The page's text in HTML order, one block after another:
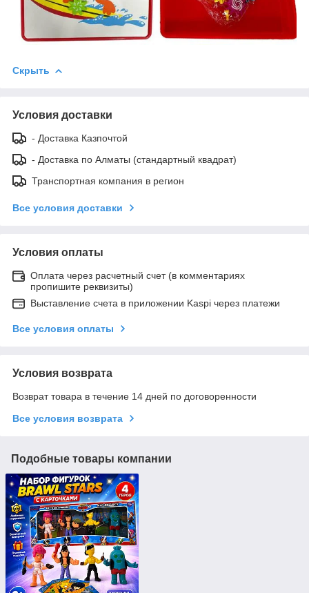
Скрыть
Условия доставки
- Доставка Казпочтой
- Доставка по Алматы (стандартный квадрат)
Транспортная компания в регион
Все условия доставки
Условия оплаты
Оплата через расчетный счет (в комментариях
пропишите реквизиты)
Выставление счета в приложении Kaspi через платежи
Все условия оплаты
Условия возврата
Возврат товара в течение 14 дней по договоренности
Все условия возврата
Подобные товары компании